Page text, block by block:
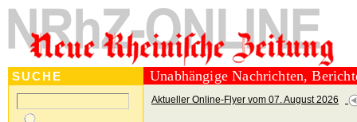
SUCHE Unabhängige Nachrichten,
Aktueller Online-Flyer vom 07. August 2026